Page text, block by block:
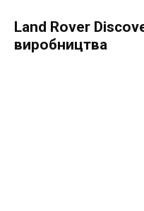
Land Rover
виробництва